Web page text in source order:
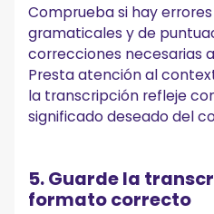
Comprueba si hay
gramaticales y de
correcciones necesarias
Presta atención al
la transcripción refleje
significado deseado del
5. Guarde la
formato correcto